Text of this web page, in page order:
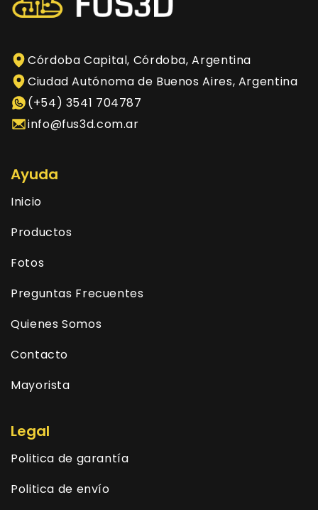
Córdoba Capital, Córdoba, Argentina
Ciudad Autónoma de Buenos Aires, Argentina
(+54) 3541 704787
info@fus3d.com.ar
Ayuda
Inicio
Productos
Fotos
Preguntas Frecuentes
Quienes Somos
Contacto
Mayorista
Legal
Politica de garantía
Politica de envío